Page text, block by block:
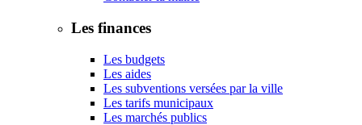
Les finances
Les budgets
Les aides
Les subventions versées par la ville
Les tarifs municipaux
Les marchés publics